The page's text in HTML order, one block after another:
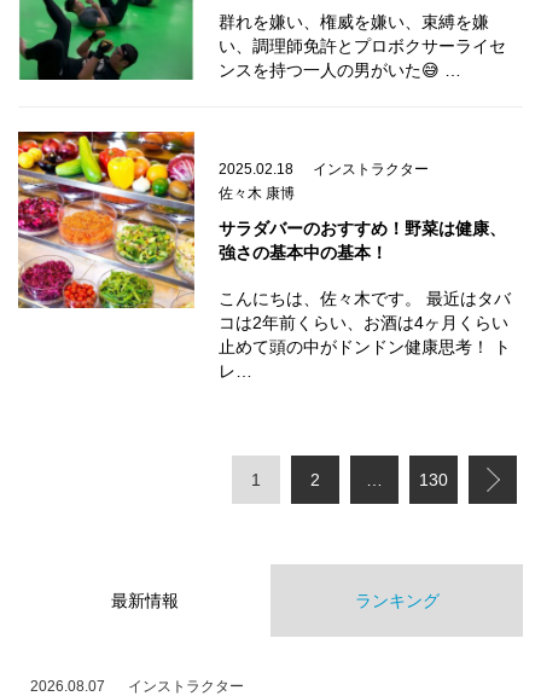
群れを嫌い、権威を嫌い、束縛を嫌
い、調理師免許とプロボクサーライセ
ンスを持つ一人の男がいた😅 …
2025.02.18
インストラクター
佐々木 康博
サラダバーのおすすめ！野菜は健康、
強さの基本中の基本！
こんにちは、佐々木です。 最近はタバ
コは2年前くらい、お酒は4ヶ月くらい
止めて頭の中がドンドン健康思考！ ト
レ…
1 2 130
最新情報 ランキング
2026.08.07 インストラクター